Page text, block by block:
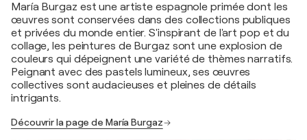
María Burgaz est une artiste espagnole primée dont les
œuvres sont conservées dans des collections publiques
et privées du monde entier. S'inspirant de l'art pop et du
collage, les peintures de Burgaz sont une explosion de
couleurs qui dépeignent une variété de thèmes narratifs.
Peignant avec des pastels lumineux, ses œuvres
collectives sont audacieuses et pleines de détails
intrigants.
Découvrir la page de María Burgaz